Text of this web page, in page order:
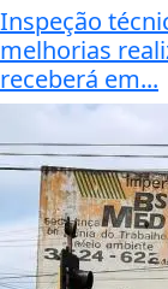
Inspeção
melhorias
receberá em...